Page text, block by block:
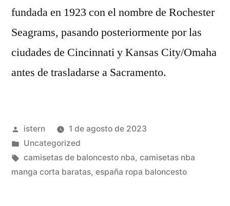
fundada en 1923 con el nombre de Rochester
Seagrams, pasando posteriormente por las
ciudades de Cincinnati y Kansas City/Omaha
antes de trasladarse a Sacramento.
Publicado
por
istern
1 de agosto de 2023
Publicado
en
Uncategorized
Etiquetas:
camisetas de baloncesto nba, camisetas nba
manga corta baratas, españa ropa baloncesto